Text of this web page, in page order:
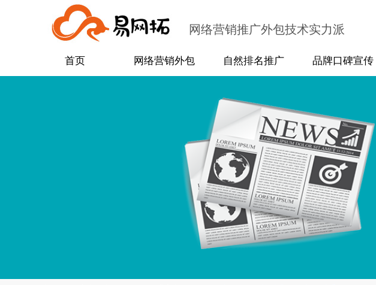
网络营销推广外包技术实力派
首页 网络营销外包 自然排名推广 品牌口碑宣传